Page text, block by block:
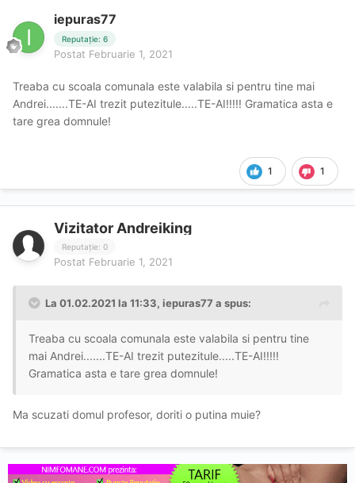
iepuras77
Reputație: 6
Postat Februarie 1, 2021
Treaba cu scoala comunala este valabila si pentru tine mai
Andrei.......TE-AI trezit putezitule.....TE-AI!!!!! Gramatica asta e
tare grea domnule!
1 1
Vizitator Andreiking
Reputație: 0
Postat Februarie 1, 2021
La 01.02.2021 la 11:33, iepuras77 a spus:
Treaba cu scoala comunala este valabila si pentru tine
mai Andrei.......TE-AI trezit putezitule.....TE-AI!!!!!
Gramatica asta e tare grea domnule!
Ma scuzati domul profesor, doriti o putina muie?